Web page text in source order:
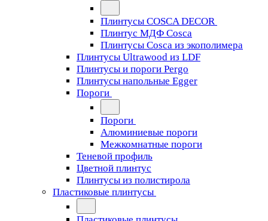
Плинтусы COSCA DECOR
Плинтус МДФ Cosca
Плинтусы Cosca из экополимера
Плинтусы Ultrawood из LDF
Плинтусы и пороги Pergo
Плинтусы напольные Egger
Пороги
Пороги
Алюминиевые пороги
Межкомнатные пороги
Теневой профиль
Цветной плинтус
Плинтусы из полистирола
Пластиковые плинтусы